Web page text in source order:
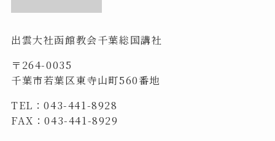
出雲大社函館教会千葉総国講社
〒264-0035
千葉市若葉区東寺山町560番地
TEL：043-441-8928
FAX：043-441-8929